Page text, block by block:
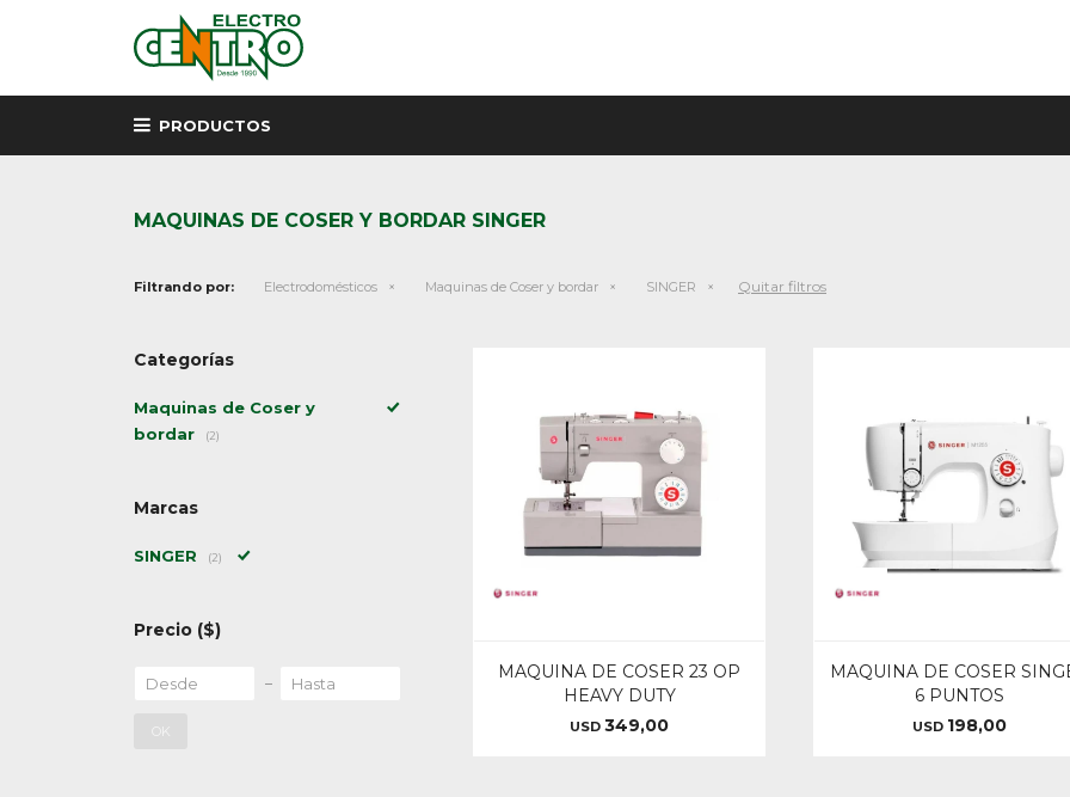
PRODUCTOS
MAQUINAS DE COSER Y BORDAR SINGER
Filtrando por: Electrodomésticos Maquinas de Coser y bordar SINGER Quitar filtros
MAQUINA DE COSER 23 OP
HEAVY DUTY
USD 349,00
MAQUINA DE COSER
6 PUNTOS
USD 198,00
Categorías
Maquinas de Coser y
bordar
(2)
Marcas
SINGER (2)
Precio ($)
OK